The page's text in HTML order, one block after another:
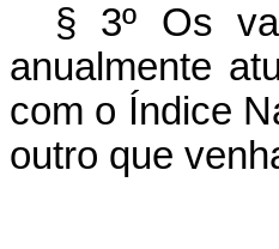
§ 3º Os
anualmente
com o Índice
outro que